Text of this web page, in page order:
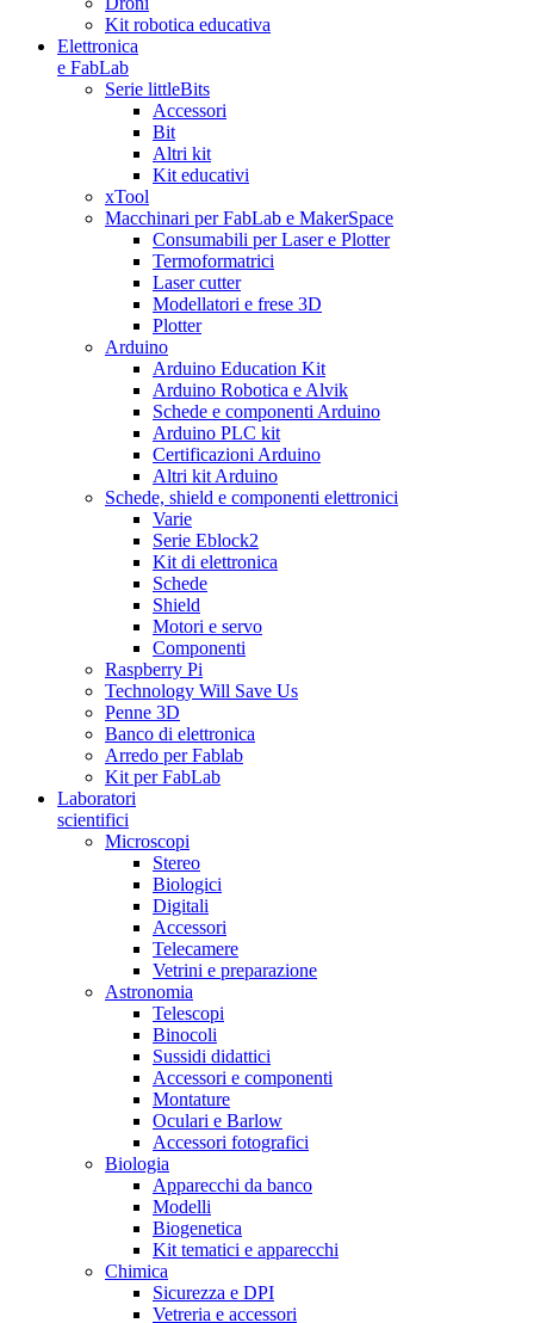
Kit robotica educativa
Elettronica
e FabLab
Serie littleBits
Accessori
Bit
Altri kit
Kit educativi
xTool
Macchinari per FabLab e MakerSpace
Consumabili per Laser e Plotter
Termoformatrici
Laser cutter
Modellatori e frese 3D
Plotter
Arduino
Arduino Education Kit
Arduino Robotica e Alvik
Schede e componenti Arduino
Arduino PLC kit
Certificazioni Arduino
Altri kit Arduino
Schede, shield e componenti elettronici
Varie
Serie Eblock2
Kit di elettronica
Schede
Shield
Motori e servo
Componenti
Raspberry Pi
Technology Will Save Us
Penne 3D
Banco di elettronica
Arredo per Fablab
Kit per FabLab
Laboratori
scientifici
Microscopi
Stereo
Biologici
Digitali
Accessori
Telecamere
Vetrini e preparazione
Astronomia
Telescopi
Binocoli
Sussidi didattici
Accessori e componenti
Montature
Oculari e Barlow
Accessori fotografici
Biologia
Apparecchi da banco
Modelli
Biogenetica
Kit tematici e apparecchi
Chimica
Sicurezza e DPI
Vetreria e accessori